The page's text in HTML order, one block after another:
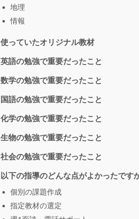
地理
情報
使っていたオリジナル教材
英語の勉強で重要だったこと
数学の勉強で重要だったこと
国語の勉強で重要だったこと
化学の勉強で重要だったこと
生物の勉強で重要だったこと
社会の勉強で重要だったこと
以下の指導のどんな点がよかったです
個別の課題作成
指定教材の選定